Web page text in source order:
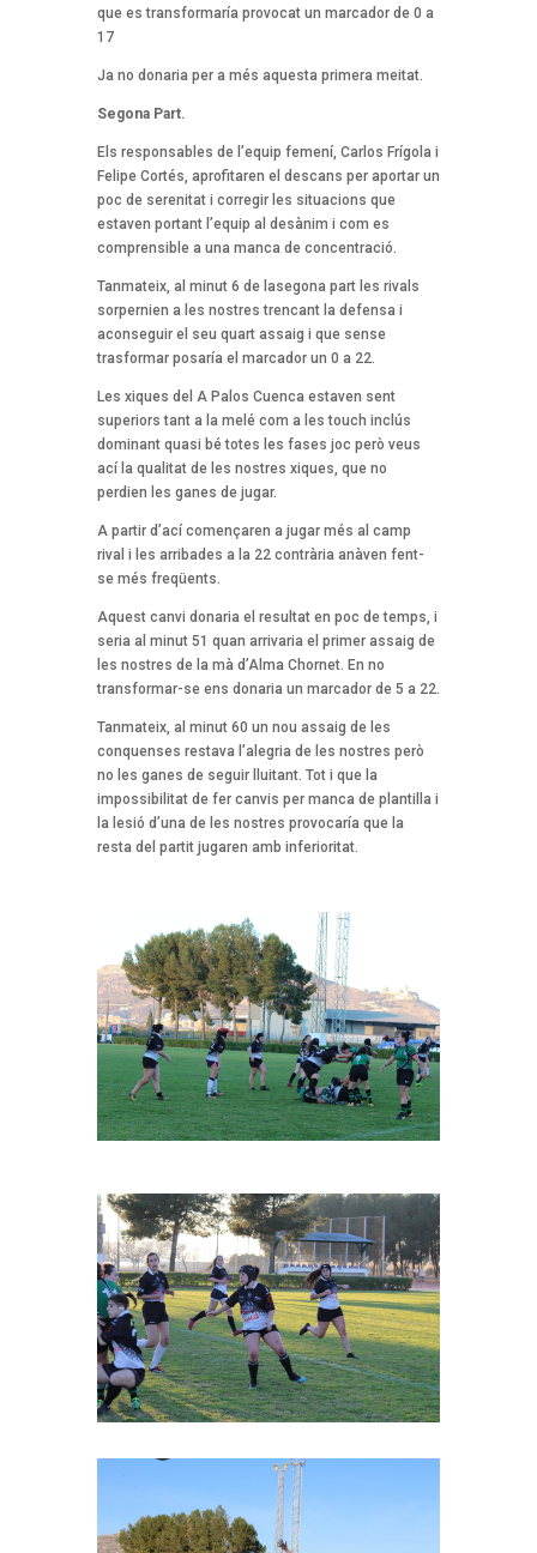
que es transformaría provocat un marcador de 0 a
17
Ja no donaria per a més aquesta primera meitat.
Segona Part.
Els responsables de l’equip femení, Carlos Frígola i
Felipe Cortés, aprofitaren el descans per aportar un
poc de serenitat i corregir les situacions que
estaven portant l’equip al desànim i com es
comprensible a una manca de concentració.
Tanmateix, al minut 6 de lasegona part les rivals
sorpernien a les nostres trencant la defensa i
aconseguir el seu quart assaig i que sense
trasformar posaría el marcador un 0 a 22.
Les xiques del A Palos Cuenca estaven sent
superiors tant a la melé com a les touch inclús
dominant quasi bé totes les fases joc però veus
ací la qualitat de les nostres xiques, que no
perdien les ganes de jugar.
A partir d’ací començaren a jugar més al camp
rival i les arribades a la 22 contrària anàven fent-
se més freqüents.
Aquest canvi donaria el resultat en poc de temps, i
seria al minut 51 quan arrivaria el primer assaig de
les nostres de la mà d’Alma Chornet. En no
transformar-se ens donaria un marcador de 5 a 22.
Tanmateix, al minut 60 un nou assaig de les
conquenses restava l’alegria de les nostres però
no les ganes de seguir lluitant. Tot i que la
impossibilitat de fer canvis per manca de plantilla i
la lesió d’una de les nostres provocaría que la
resta del partit jugaren amb inferioritat.